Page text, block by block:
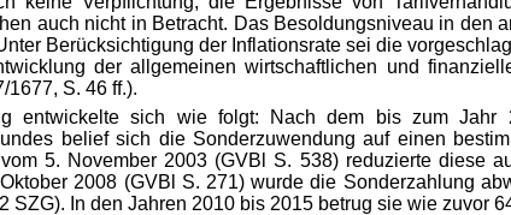
auch nicht in Betracht. Das Besoldungsniveau in
Berücksichtigung der Inflationsrate sei die
der allgemeinen wirtschaftlichen und
1677, S. 46 ff.).
entwickelte sich wie folgt: Nach dem bis zum
belief sich die Sonderzuwendung auf einen
5. November 2003 (GVBl S. 538) reduzierte diese
2008 (GVBl S. 271) wurde die Sonderzahlung
SZG). In den Jahren 2010 bis 2015 betrug sie wie zuvor